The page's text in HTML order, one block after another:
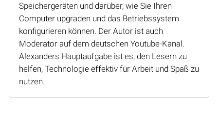
Speichergeräten und darüber, wie Sie Ihren
Computer upgraden und das Betriebssystem
konfigurieren können. Der Autor ist auch
Moderator auf dem deutschen Youtube-Kanal.
Alexanders Hauptaufgabe ist es, den Lesern zu
helfen, Technologie effektiv für Arbeit und Spaß zu
nutzen.